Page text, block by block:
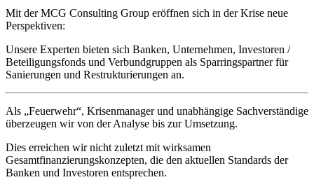
Mit der MCG Consulting Group eröffnen sich in der Krise neue
Perspektiven:
Unsere Experten bieten sich Banken, Unternehmen, Investoren /
Beteiligungsfonds und Verbundgruppen als Sparringspartner für
Sanierungen und Restrukturierungen an.
Als „Feuerwehr“, Krisenmanager und unabhängige Sachverständige
überzeugen wir von der Analyse bis zur Umsetzung.
Dies erreichen wir nicht zuletzt mit wirksamen
Gesamtfinanzierungs­konzepten, die den aktuellen Standards der
Banken und Investoren entsprechen.